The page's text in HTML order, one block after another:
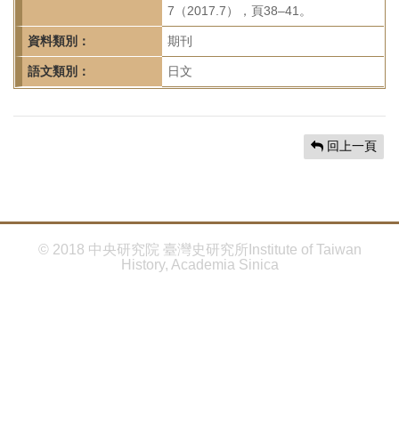
首
頁
7（2017.7），頁38–41。
資料類別： 期刊
語文類別： 日文
回上一頁
© 2018 中央研究院 臺灣史研究所Institute of Taiwan
History, Academia Sinica